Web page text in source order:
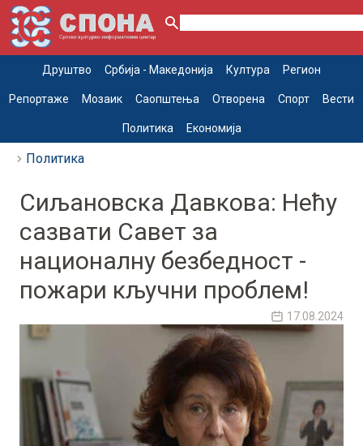
Друштво Србија - Македонија Култура Регион
Репортаже Мозаик Саопштења Отворена Спорт Вести
Политика Економија
Политика
Сиљановска Давкова: Нећу
сазвати Савет за
националну безбедност -
пожари кључни проблем!
17.08.2024